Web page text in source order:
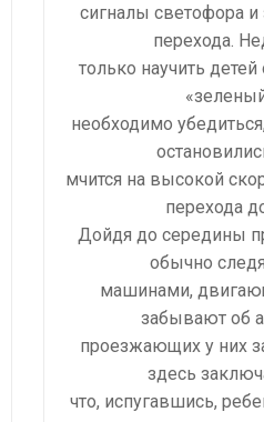
сигналы светофора
перехода.
только научить
необходимо
мчится на высокой
перехода
Дойдя до середины
обычно
машинами,
забывают об
проезжающих у них
здесь
что, испугавшись,